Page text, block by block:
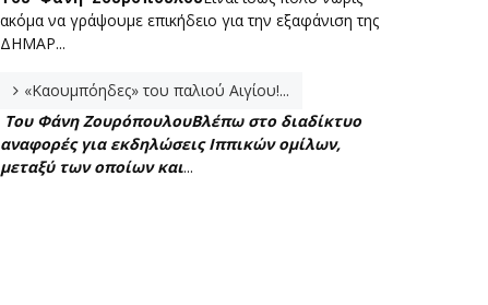
ακόμα να γράψουμε επικήδειο για την εξαφάνιση της
ΔΗΜΑΡ...
«Καουμπόηδες» του παλιού Αιγίου!...
Του Φάνη ΖουρόπουλουΒλέπω στο διαδίκτυο
αναφορές για εκδηλώσεις Ιππικών ομίλων,
μεταξύ των οποίων και...